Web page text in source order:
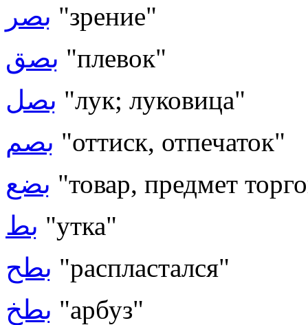
بصر "зрение"
بصق "плевок"
بصل "лук; луковица"
بصم "оттиск, отпечаток"
بضع "товар, предмет
بط "утка"
بطح "распластался"
بطخ "арбуз"